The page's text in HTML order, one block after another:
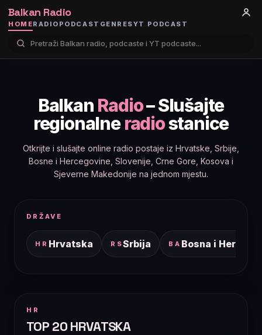
Balkan Radio
HOMERADIO PODCAST GENRESYT PODCAST
Balkan Radio– Slušajte
regionalneradiostanice
Otkrijte i slušajte online radio postaje iz Hrvatske, Srbije,
Bosne i Hercegovine, Slovenije, Crne Gore, Kosova i
Sjeverne Makedonije na jednom mjestu.
DRŽAVE
HR Hrvatska RSSrbija BA Bosna i
HR
TOP 20 HRVATSKA